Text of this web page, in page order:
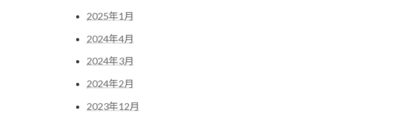
2025年1月
2024年4月
2024年3月
2024年2月
2023年12月